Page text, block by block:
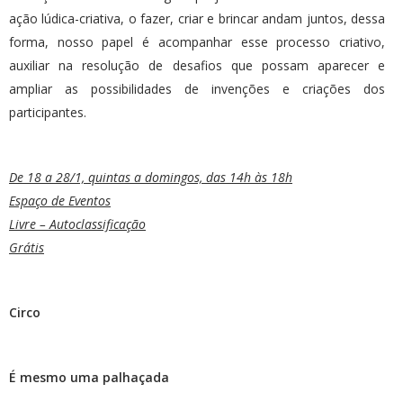
ação lúdica-criativa, o fazer, criar e brincar andam juntos, dessa
forma, nosso papel é acompanhar esse processo criativo,
auxiliar na resolução de desafios que possam aparecer e
ampliar as possibilidades de invenções e criações dos
participantes.
De 18 a 28/1, quintas a domingos, das 14h às 18h
Espaço de Eventos
Livre – Autoclassificação
Grátis
Circo
É mesmo uma palhaçada